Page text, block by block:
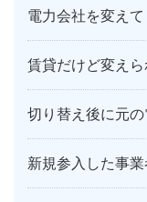
電力会社を変え
賃貸だけど変えら
切り替え後に元
新規参入した事